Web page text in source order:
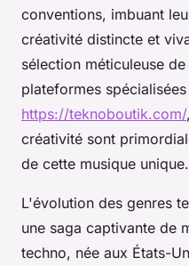
conventions, imbuant
créativité distincte et
sélection méticuleuse
plateformes
https://teknoboutik.com/
créativité sont
de cette musique unique.
L'évolution des genres
une saga captivante de
techno, née aux États-